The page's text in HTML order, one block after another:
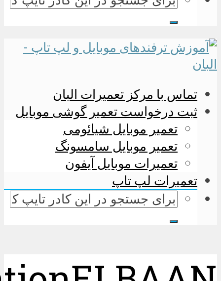
تماس با مرکز تعمیرات البان
ثبت درخواست تعمیر گوشی موبایل
تعمیر موبایل شیائومی
تعمیر موبایل سامسونگ
تعمیرات موبایل آیفون
تعمیرات لپ تاپ